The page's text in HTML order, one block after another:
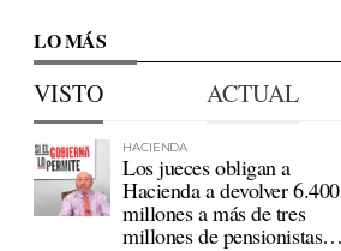
LO MÁS
VISTO ACTUAL
HACIENDA
Los jueces obligan a
Hacienda a devolver 6.400
millones a más de tres
millones de pensionistas